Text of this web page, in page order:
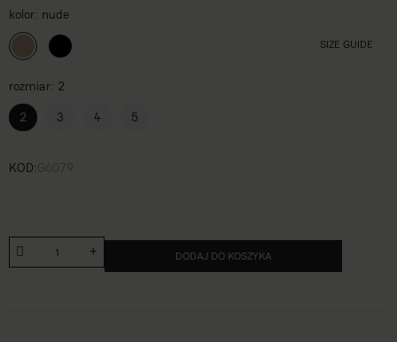
SIZE GUIDE
kolor nude
rozmiar 2
2
3 4 5
KOD
DODAJ DO KOSZYKA